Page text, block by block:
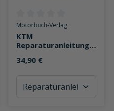
von 0 von 5 Sternen
Durchschnittliche Bewertung
Motorbuch-Verlag
KTM
Reparaturanleitung
34,90 €